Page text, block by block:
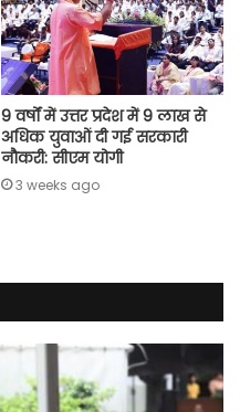
9 वर्षों में उत्तर प्रदेश में 9 लाख से
अधिक युवाओं दी गई सरकारी
नौकरी: सीएम योगी
3 weeks ago